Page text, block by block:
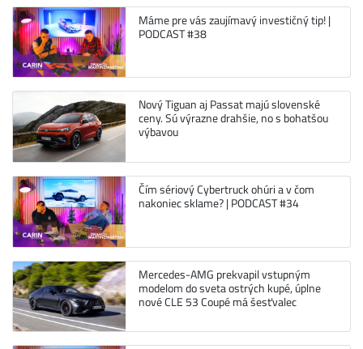
Máme pre vás zaujímavý investičný tip! |
PODCAST #38
Nový Tiguan aj Passat majú slovenské
ceny. Sú výrazne drahšie, no s bohatšou
výbavou
Čím sériový Cybertruck ohúri a v čom
nakoniec sklame? | PODCAST #34
Mercedes-AMG prekvapil vstupným
modelom do sveta ostrých kupé, úplne
nové CLE 53 Coupé má šesťvalec